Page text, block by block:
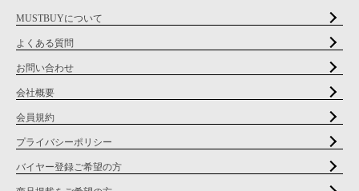
MUSTBUYについて
よくある質問
お問い合わせ
会社概要
会員規約
プライバシーポリシー
バイヤー登録ご希望の方